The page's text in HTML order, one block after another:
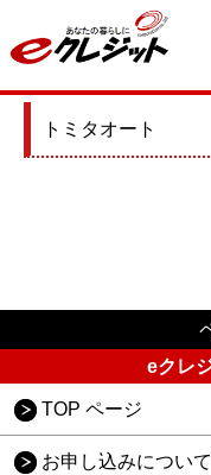
トミタオート
eクレ
TOP ページ
お申し込みについて